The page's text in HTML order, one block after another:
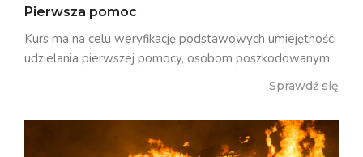
Pierwsza pomoc
Kurs ma na celu weryfikację podstawowych umiejętności
udzielania pierwszej pomocy, osobom poszkodowanym.
Sprawdź się